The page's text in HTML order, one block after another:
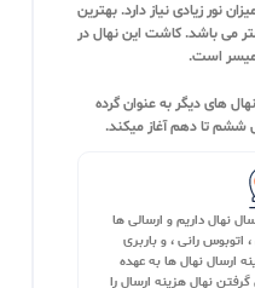
نور زیادی نیاز دارد. بهترین
برای رشد بهتر این نهال، 4*4 متر می باشد. کاشت این نهال در
نهال های دیگر به عنوان گرده
ششم تا دهم آغاز میکند.
نهال داریم و ارسالی ها
رانی ، و باربری
ارسال نهال ها به عهده
نهال هزینه ارسال را